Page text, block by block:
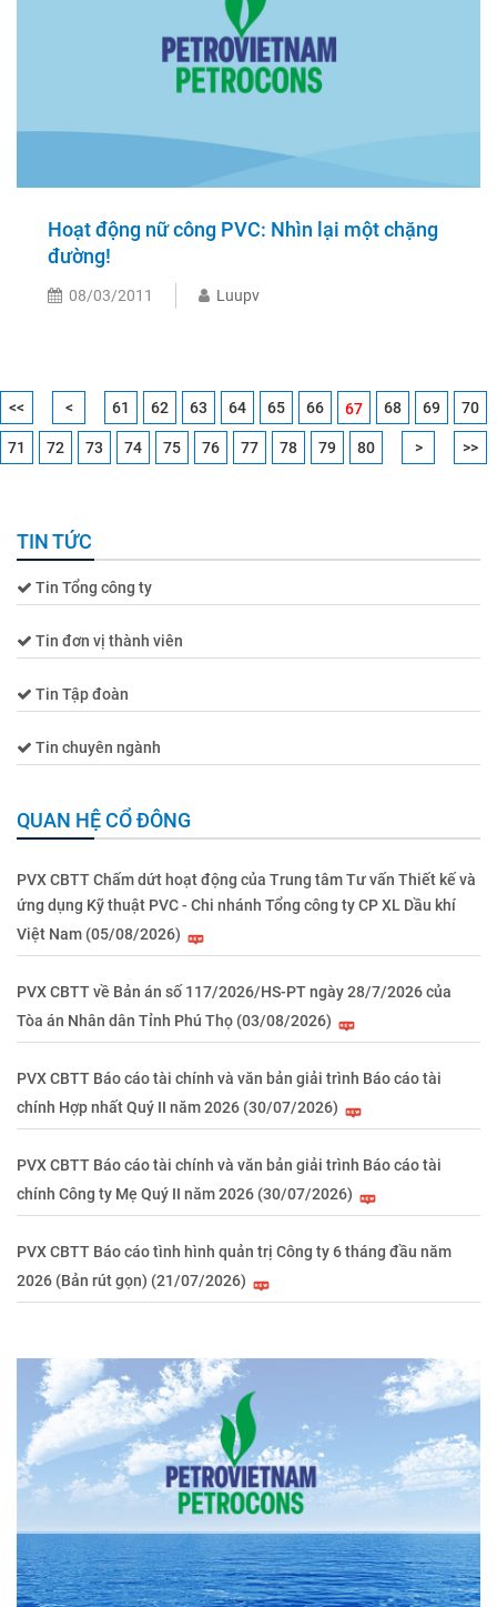
Hoạt động nữ công PVC: Nhìn lại một chặng
đường!
08/03/2011 Luupv
<< < 61 62 63 64 65 66 67 68 69 70
71 72 73 74 75 76 77 78 79 80 > >>
TIN TỨC
Tin Tổng công ty
Tin đơn vị thành viên
Tin Tập đoàn
Tin chuyên ngành
QUAN HỆ CỔ ĐÔNG
PVX CBTT Chấm dứt hoạt động của Trung tâm Tư vấn Thiết kế và
ứng dụng Kỹ thuật PVC - Chi nhánh Tổng công ty CP XL Dầu khí
Việt Nam (05/08/2026)
PVX CBTT về Bản án số 117/2026/HS-PT ngày 28/7/2026 của
Tòa án Nhân dân Tỉnh Phú Thọ (03/08/2026)
PVX CBTT Báo cáo tài chính và văn bản giải trình Báo cáo tài
chính Hợp nhất Quý II năm 2026 (30/07/2026)
PVX CBTT Báo cáo tài chính và văn bản giải trình Báo cáo tài
chính Công ty Mẹ Quý II năm 2026 (30/07/2026)
PVX CBTT Báo cáo tình hình quản trị Công ty 6 tháng đầu năm
2026 (Bản rút gọn) (21/07/2026)